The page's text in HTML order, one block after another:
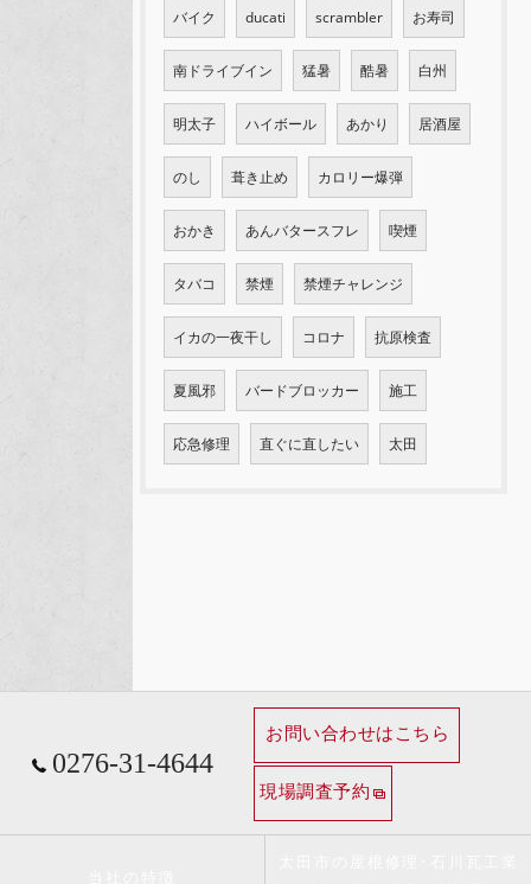
バイク ducati scrambler お寿司
南ドライブイン 猛暑 酷暑 白州
明太子 ハイボール あかり 居酒屋
のし 葺き止め カロリー爆弾
おかき あんバタースフレ 喫煙
タバコ 禁煙 禁煙チャレンジ
イカの一夜干し コロナ 抗原検査
夏風邪 バードブロッカー 施工
応急修理 直ぐに直したい 太田
0276-31-4644
お問い合わせはこちら
現場調査予約